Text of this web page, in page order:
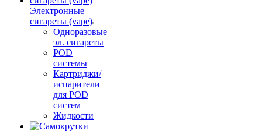
Электронные
сигареты (vape)
Одноразовые
эл. сигареты
POD
системы
Картриджи/
испарители
для POD
систем
Жидкости